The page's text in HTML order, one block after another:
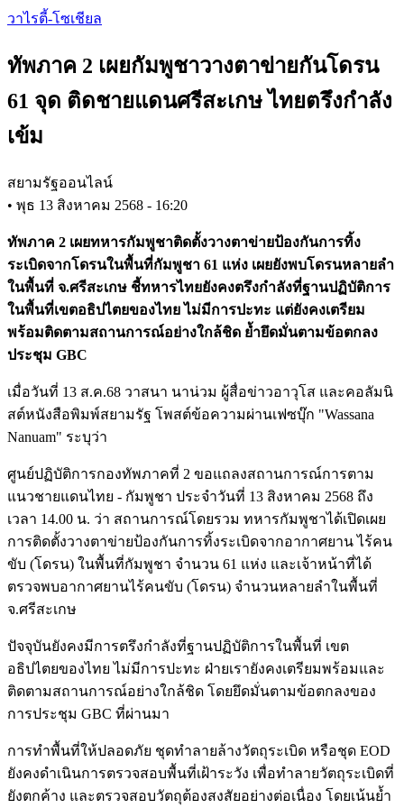
Skip
content
วาไรตี้-โซเชียล
ทัพภาค 2 เผยกัมพูชาวางตาข่ายกันโดรน
61 จุด ติดชายแดนศรีสะเกษ ไทยตรึงกำลัง
เข้ม
สยามรัฐออนไลน์
• พุธ 13 สิงหาคม 2568 - 16:20
ทัพภาค 2 เผยทหารกัมพูชาติดตั้งวางตาข่ายป้องกันการทิ้ง
ระเบิดจากโดรนในพื้นที่กัมพูชา 61 แห่ง เผยยังพบโดรนหลายลำ
ในพื้นที่ จ.ศรีสะเกษ ชี้ทหารไทยยังคงตรึงกำลังที่ฐานปฏิบัติการ
ในพื้นที่เขตอธิปไตยของไทย ไม่มีการปะทะ แต่ยังคงเตรียม
พร้อมติดตามสถานการณ์อย่างใกล้ชิด ย้ำยึดมั่นตามข้อตกลง
ประชุม GBC
เมื่อวันที่ 13 ส.ค.68 วาสนา นาน่วม ผู้สื่อข่าวอาวุโส และคอลัมนิ
สต์หนังสือพิมพ์สยามรัฐ โพสต์ข้อความผ่านเฟซบุ๊ก "Wassana
Nanuam" ระบุว่า
ศูนย์ปฏิบัติการกองทัพภาคที่ 2 ขอแถลงสถานการณ์การตาม
แนวชายแดนไทย - กัมพูชา ประจำวันที่ 13 สิงหาคม 2568 ถึง
เวลา 14.00 น. ว่า สถานการณ์โดยรวม ทหารกัมพูชาได้เปิดเผย
การติดตั้งวางตาข่ายป้องกันการทิ้งระเบิดจากอากาศยาน ไร้คน
ขับ (โดรน) ในพื้นที่กัมพูชา จำนวน 61 แห่ง และเจ้าหน้าที่ได้
ตรวจพบอากาศยานไร้คนขับ (โดรน) จำนวนหลายลำในพื้นที่
จ.ศรีสะเกษ
ปัจจุบันยังคงมีการตรึงกำลังที่ฐานปฏิบัติการในพื้นที่ เขต
อธิปไตยของไทย ไม่มีการปะทะ ฝ่ายเรายังคงเตรียมพร้อมและ
ติดตามสถานการณ์อย่างใกล้ชิด โดยยึดมั่นตามข้อตกลงของ
การประชุม GBC ที่ผ่านมา
การทำพื้นที่ให้ปลอดภัย ชุดทำลายล้างวัตถุระเบิด หรือชุด EOD
ยังคงดำเนินการตรวจสอบพื้นที่เฝ้าระวัง เพื่อทำลายวัตถุระเบิดที่
ยังตกค้าง และตรวจสอบวัตถุต้องสงสัยอย่างต่อเนื่อง โดยเน้นย้ำ